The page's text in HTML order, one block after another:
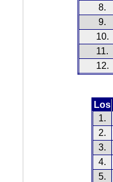
8.
9.
10.
11.
12.
Los
1.
2.
3.
4.
5.